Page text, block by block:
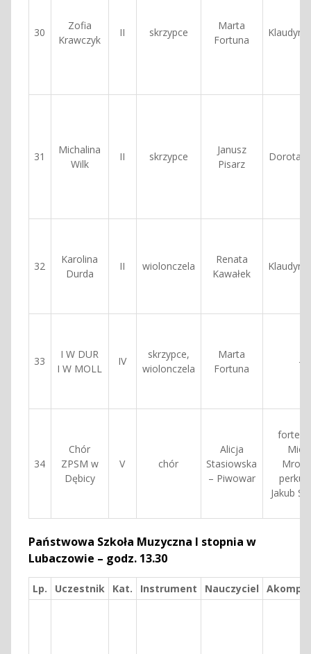
30
Zofia
Krawczyk
II skrzypce
Marta
Fortuna
31
Michalina
Wilk
II skrzypce
Janusz
Pisarz
Dorota
32
Karolina
Durda
II wiolonczela
Renata
Kawałek
33
I W DUR
I W MOLL
IV
skrzypce,
wiolonczela
Marta
Fortuna
—
34
Chór
ZPSM w
Dębicy
V chór
Alicja
Stasiowska
– Piwowar
Jakub
Państwowa Szkoła Muzyczna I stopnia w
Lubaczowie – godz. 13.30
Lp. Uczestnik Kat. Instrument Nauczyciel